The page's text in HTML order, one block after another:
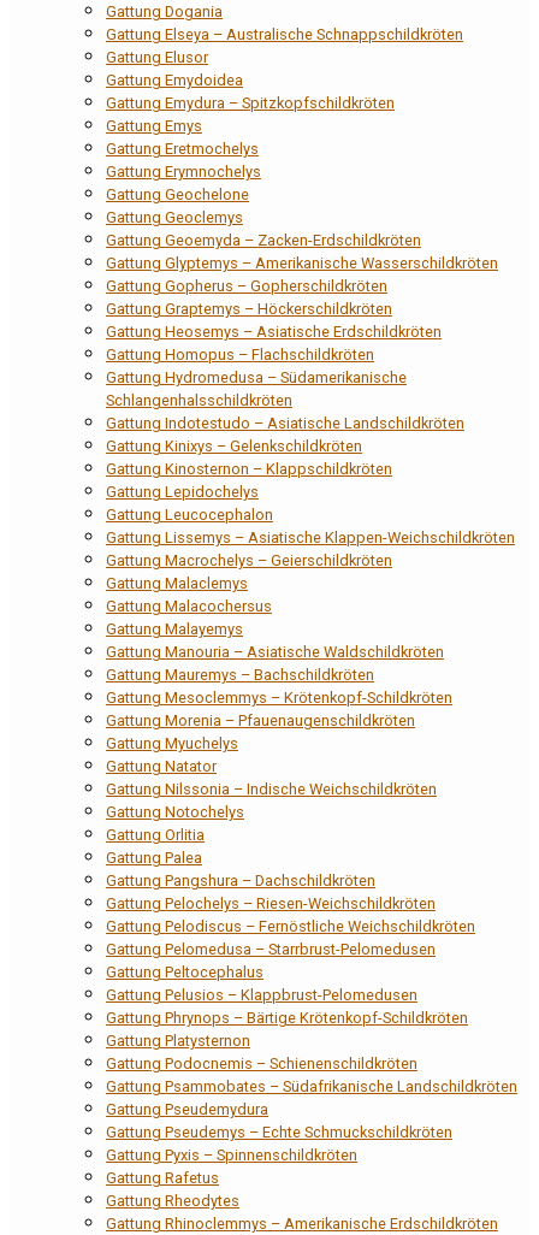
Gattung Dogania
Gattung Elseya – Australische Schnappschildkröten
Gattung Elusor
Gattung Emydoidea
Gattung Emydura – Spitzkopfschildkröten
Gattung Emys
Gattung Eretmochelys
Gattung Erymnochelys
Gattung Geochelone
Gattung Geoclemys
Gattung Geoemyda – Zacken-Erdschildkröten
Gattung Glyptemys – Amerikanische Wasserschildkröten
Gattung Gopherus – Gopherschildkröten
Gattung Graptemys – Höckerschildkröten
Gattung Heosemys – Asiatische Erdschildkröten
Gattung Homopus – Flachschildkröten
Gattung Hydromedusa – Südamerikanische
Schlangenhalsschildkröten
Gattung Indotestudo – Asiatische Landschildkröten
Gattung Kinixys – Gelenkschildkröten
Gattung Kinosternon – Klappschildkröten
Gattung Lepidochelys
Gattung Leucocephalon
Gattung Lissemys – Asiatische Klappen-Weichschildkröten
Gattung Macrochelys – Geierschildkröten
Gattung Malaclemys
Gattung Malacochersus
Gattung Malayemys
Gattung Manouria – Asiatische Waldschildkröten
Gattung Mauremys – Bachschildkröten
Gattung Mesoclemmys – Krötenkopf-Schildkröten
Gattung Morenia – Pfauenaugenschildkröten
Gattung Myuchelys
Gattung Natator
Gattung Nilssonia – Indische Weichschildkröten
Gattung Notochelys
Gattung Orlitia
Gattung Palea
Gattung Pangshura – Dachschildkröten
Gattung Pelochelys – Riesen-Weichschildkröten
Gattung Pelodiscus – Fernöstliche Weichschildkröten
Gattung Pelomedusa – Starrbrust-Pelomedusen
Gattung Peltocephalus
Gattung Pelusios – Klappbrust-Pelomedusen
Gattung Phrynops – Bärtige Krötenkopf-Schildkröten
Gattung Platysternon
Gattung Podocnemis – Schienenschildkröten
Gattung Psammobates – Südafrikanische Landschildkröten
Gattung Pseudemydura
Gattung Pseudemys – Echte Schmuckschildkröten
Gattung Pyxis – Spinnenschildkröten
Gattung Rafetus
Gattung Rheodytes
Gattung Rhinoclemmys – Amerikanische Erdschildkröten